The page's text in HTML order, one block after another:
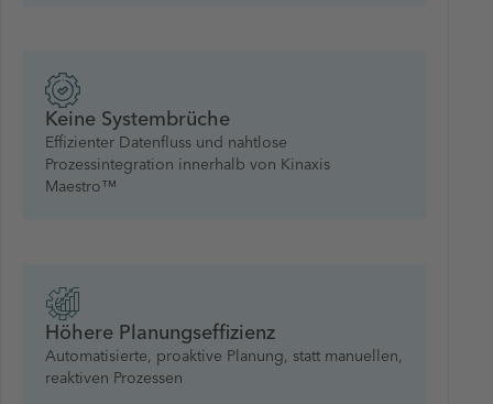
Keine Systembrüche
Effizienter Datenfluss und nahtlose
Prozessintegration innerhalb von Kinaxis
Maestro™
Höhere Planungseffizienz
Automatisierte, proaktive Planung, statt manuellen,
reaktiven Prozessen